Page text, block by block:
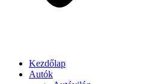
Kezdőlap
Autók